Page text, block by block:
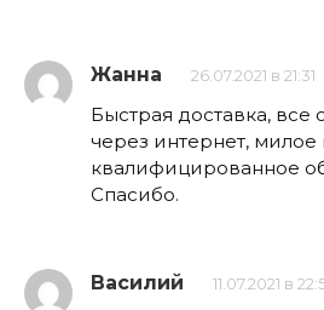
Жанна 26.07.2021 в 21:31
Быстрая доставка, все
через интернет, милое
квалифицированное
Спасибо.
Василий 11.07.2021 в